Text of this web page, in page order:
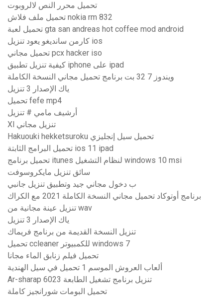
تحميل محرر النص لالروبوت
تحميل ملف فلاش nokia rm 832
تحميل لعبة gta san andreas hot coffee mod android
كارمن سانديغو يعود تنزيل ios
تحميل مجاني pcx hacker iso
كيفية تنزيل تطبيق iphone على ipad
ويندوز 7 32 بت برنامج تحميل مجاني النسخة الكاملة
ياك الإصدار 3 تنزيل
تحميل fefe mp4
أرشيف مامي # تنزيل
Xl تنزيل مجاني
Hakuouki hekketsuroku تحميل سيل إنجليزي
تحميل البرامج الثابتة ios 11 ipad
تحميل برنامج itunes لنظام التشغيل windows 10 msi
سائق تنزيل مايكروسوفت
ب دخول مجاني جيد وتطبيق تنزيل جانبي
برنامج أوتوكاد تحميل مجاني النسخة الكاملة 2021 مع الكراك
تنزيل عينة مجانية من wav
ياك الإصدار 3 تنزيل
تنزيل النسخة القديمة من برنامج فريماك
تحميل ccleaner للكمبيوتر windows 7
تحميل فيلم زنابق الماء مجانا
ألعاب العروش الموسم 1 تحميل في سيل الهندية
Ar-sharap 6023 تنزيل برنامج تشغيل الطابعة
تحميل البومات شورانجيز كاملة